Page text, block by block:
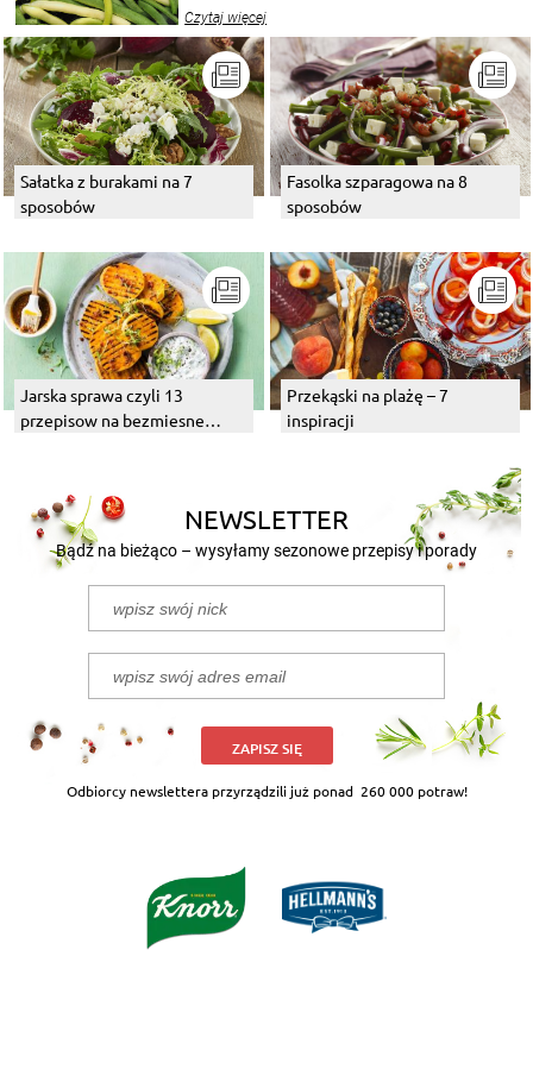
nasze propozycje!
Czytaj więcej
Sałatka z burakami na 7
sposobów
Fasolka szparagowa na 8
sposobów
Jarska sprawa czyli 13
przepisow na bezmiesne
Przekąski na plażę – 7
inspiracji
NEWSLETTER
Bądź na bieżąco – wysyłamy sezonowe przepisy i porady
ZAPISZ SIĘ
Odbiorcy newslettera przyrządzili już ponad 260 000 potraw!